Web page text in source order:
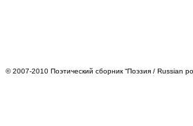
© 2007-2010 Поэтический сборник “Поэзия / Russian